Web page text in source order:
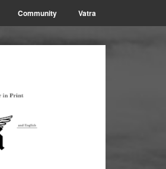
Community Vatra